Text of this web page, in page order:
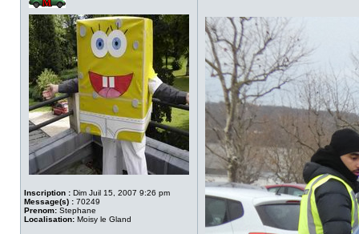
Inscription : Dim Juil 15, 2007 9:26 pm
Message(s) : 70249
Prenom: Stephane
Localisation: Moisy le Gland